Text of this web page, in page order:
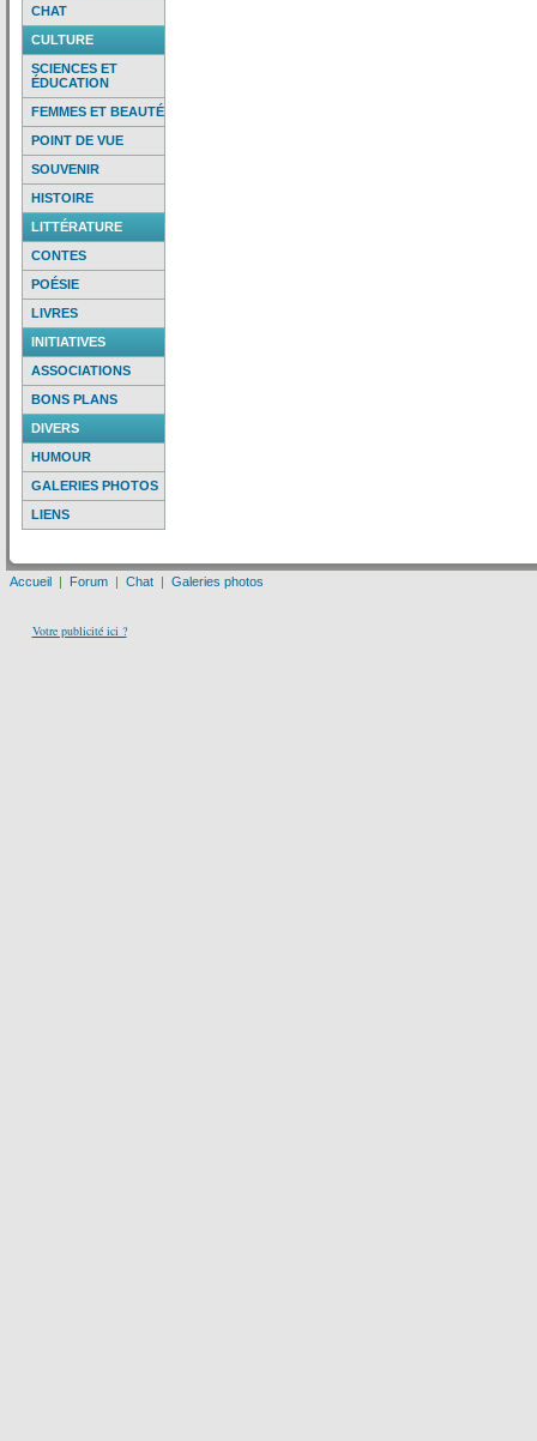
CHAT
CULTURE
SCIENCES ET
ÉDUCATION
FEMMES ET BEAUTÉ
POINT DE VUE
SOUVENIR
HISTOIRE
LITTÉRATURE
CONTES
POÉSIE
LIVRES
INITIATIVES
ASSOCIATIONS
BONS PLANS
DIVERS
HUMOUR
GALERIES PHOTOS
LIENS
Accueil | Forum | Chat | Galeries photos
Votre publicité ici ?